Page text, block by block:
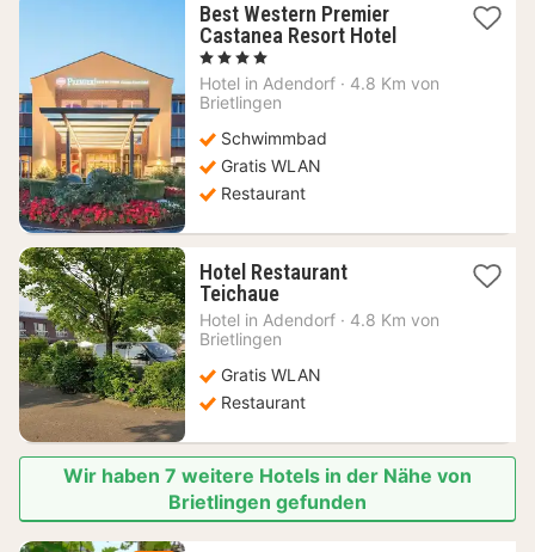
Best Western Premier
Castanea Resort Hotel1
ab
, 4 Sterne
Hotel in Adendorf · 4.8 Km von
Brietlingen
Schwimmbad
Gratis WLAN
Restaurant
Hotel Restaurant
Teichaue1
Nacht
ab
€
Hotel in Adendorf · 4.8 Km von
Brietlingen
Gratis WLAN
Restaurant
Wir haben 7 weitere Hotels in der Nähe von
Brietlingen gefunden